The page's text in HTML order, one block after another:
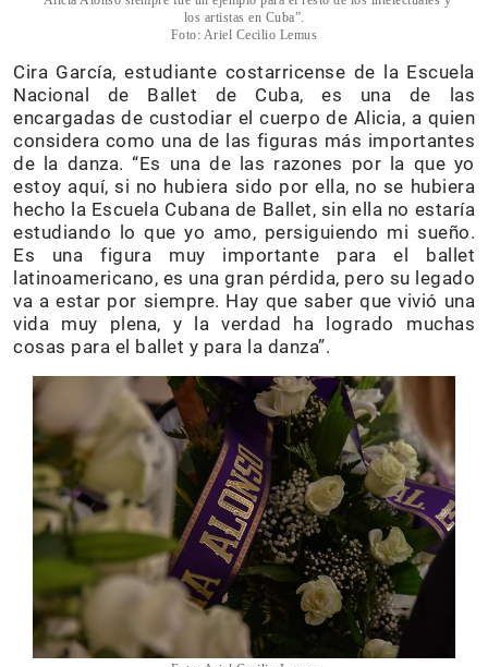
los artistas en Cuba”.
Foto: Ariel Cecilio Lemus
Cira García, estudiante costarricense de la Escuela
Nacional de Ballet de Cuba, es una de las
encargadas de custodiar el cuerpo de Alicia, a quien
considera como una de las figuras más importantes
de la danza. “Es una de las razones por la que yo
estoy aquí, si no hubiera sido por ella, no se hubiera
hecho la Escuela Cubana de Ballet, sin ella no estaría
estudiando lo que yo amo, persiguiendo mi sueño.
Es una figura muy importante para el ballet
latinoamericano, es una gran pérdida, pero su legado
va a estar por siempre. Hay que saber que vivió una
vida muy plena, y la verdad ha logrado muchas
cosas para el ballet y para la danza”.